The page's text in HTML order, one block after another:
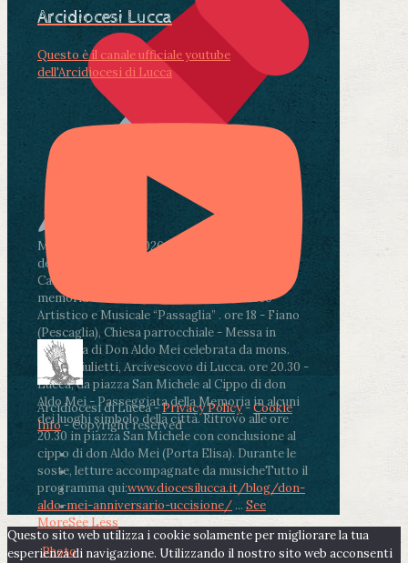
Martedì 4 agosto2026ore 11:30 - Lucca, Scuola
dell’Infanzia don Aldo Mei - Viale Castruccio
Castracani 435 - Inaugurazione murales in
memoria di don Aldo Mei curato dal Liceo
Artistico e Musicale “Passaglia” . ore 18 - Fiano
(Pescaglia), Chiesa parrocchiale - Messa in
memoria di Don Aldo Mei celebrata da mons.
Paolo Giulietti, Arcivescovo di Lucca. ore 20.30 -
Lucca, da piazza San Michele al Cippo di don
Aldo Mei - Passeggiata della Memoria in alcuni
dei luoghi simbolo della città. Ritrovo alle ore
20.30 in piazza San Michele con conclusione al
cippo di don Aldo Mei (Porta Elisa). Durante le
soste, letture accompagnate da musicheTutto il
programma qui:www.diocesilucca.it/blog/don-
aldo-mei-anniversario-uccisione/ ... See
MoreSee Less
Photo
Arcidiocesi Lucca
Questo è il canale ufficiale youtube
dell'Arcidiocesi di Lucca
Arcidiocesi di Lucca -Privacy Policy-Cookie
Info- Copyright reserved
Questo sito web utilizza i cookie solamente per migliorare la tua
esperienza di navigazione. Utilizzando il nostro sito web acconsenti